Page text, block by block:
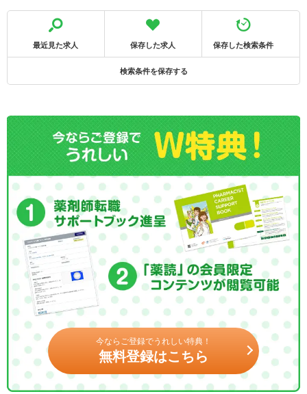
最近見た求人 保存した求人 保存した検索条件
検索条件を保存する
今ならご登録でうれしい特典！
無料登録はこちら